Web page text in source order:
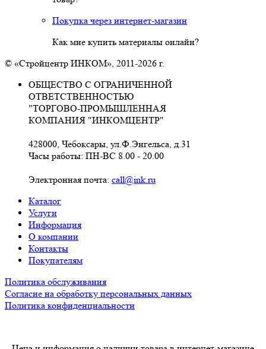
Покупка через интернет-магазин
Как мне купить материалы онлайн?
© «Стройцентр ИНКОМ», 2011-2026 г.
ОБЩЕСТВО С ОГРАНИЧЕННОЙ
ОТВЕТСТВЕННОСТЬЮ
"ТОРГОВО-ПРОМЫШЛЕННАЯ
КОМПАНИЯ "ИНКОМЦЕНТР"
428000, Чебоксары, ул.Ф.Энгельса, д.31
Часы работы: ПН-ВС 8.00 - 20.00
Электронная почта: call@ink.ru
Каталог
Услуги
Информация
О компании
Контакты
Покупателям
Политика обслуживания
Согласие на обработку персональных данных
Политика конфиденциальности